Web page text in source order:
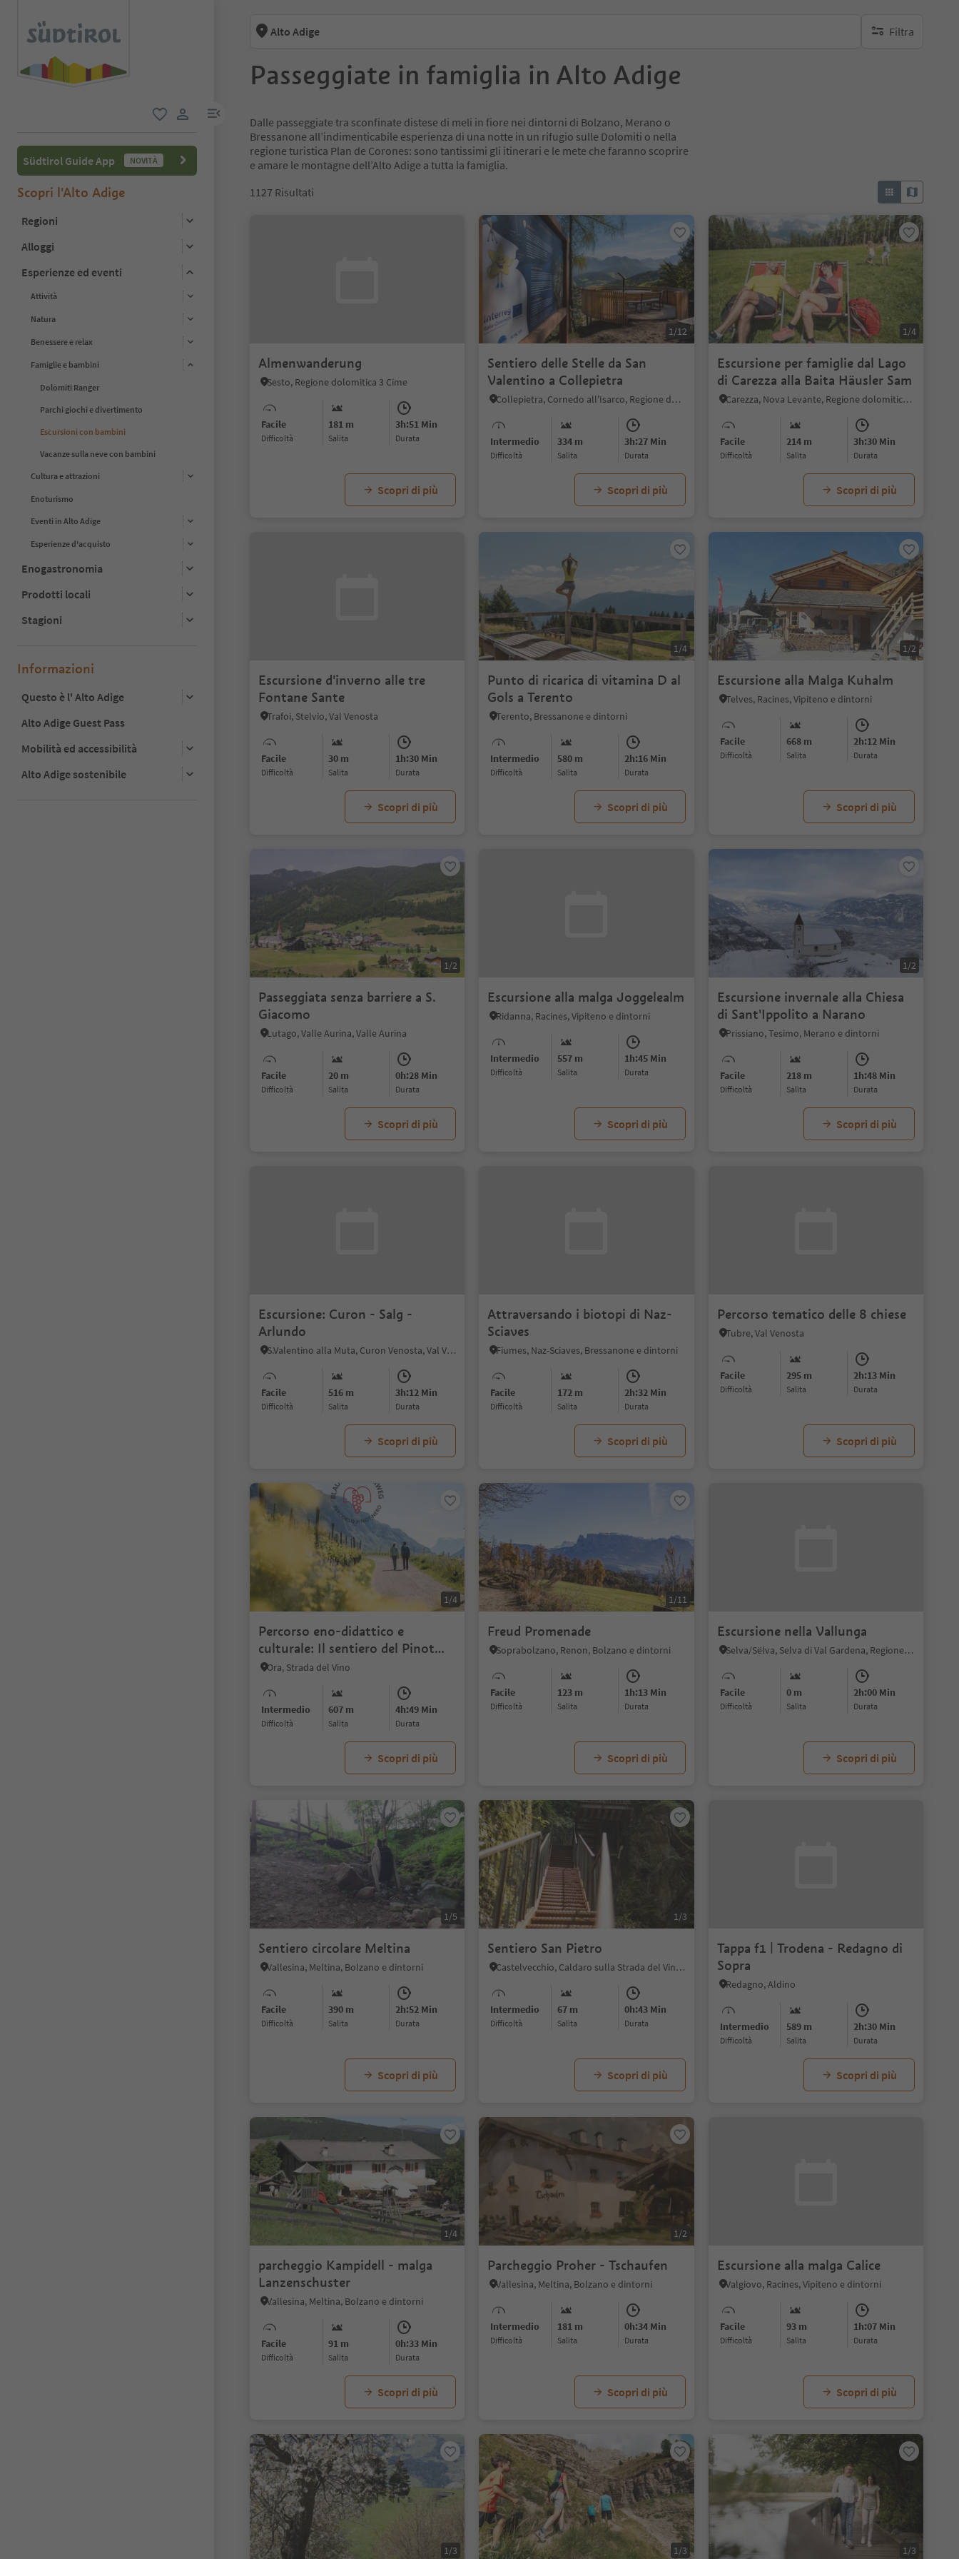
menu link
Südtirol Guide App NOVITÀ
Scopri l'Alto Adige
Regioni
Alloggi
Esperienze ed eventi
Attività
Natura
Benessere e relax
Famiglie e bambini
Dolomiti Ranger
Parchi giochi e divertimento
Escursioni con bambini
Vacanze sulla neve con bambini
Cultura e attrazioni
Enoturismo
Eventi in Alto Adige
Esperienze d'acquisto
Enogastronomia
Prodotti locali
Stagioni
Informazioni
Questo è l' Alto Adige
Alto Adige Guest Pass
Mobilità ed accessibilità
Alto Adige sostenibile
Alto Adige Filtra
nessun filtro attivo
Passeggiate in famiglia in Alto Adige
Dalle passeggiate tra sconfinate distese di meli in fiore nei dintorni di Bolzano, Merano o
Bressanone all’indimenticabile esperienza di una notte in un rifugio sulle Dolomiti o nella
regione turistica Plan de Corones: sono tantissimi gli itinerari e le mete che faranno scoprire
e amare le montagne dell’Alto Adige a tutta la famiglia.
1127 Risultati
Almenwanderung
Sesto, Regione dolomitica 3 Cime
Facile
Difficoltà
181 m
Salita
3h:51 Min
durata
Scopri di più
1/12
Sentiero delle Stelle da San
Valentino a Collepietra
Collepietra, Cornedo all'Isarco, Regione dolomitica Val d'Ega
Intermedio
Difficoltà
334 m
Salita
3h:27 Min
durata
Scopri di più
1/4
Escursione per famiglie dal Lago
di Carezza alla Baita Häusler Sam
Carezza, Nova Levante, Regione dolomitica Val d'Ega
Facile
Difficoltà
214 m
Salita
3h:30 Min
durata
Scopri di più
Escursione d'inverno alle tre
Fontane Sante
Trafoi, Stelvio, Val Venosta
Facile
Difficoltà
30 m
Salita
1h:30 Min
durata
Scopri di più
1/4
Punto di ricarica di vitamina D al
Gols a Terento
Terento, Bressanone e dintorni
Intermedio
Difficoltà
580 m
Salita
2h:16 Min
durata
Scopri di più
1/2
Escursione alla Malga Kuhalm
Telves, Racines, Vipiteno e dintorni
Facile
Difficoltà
668 m
Salita
2h:12 Min
durata
Scopri di più
1/2
Passeggiata senza barriere a S.
Giacomo
Lutago, Valle Aurina, Valle Aurina
Facile
Difficoltà
20 m
Salita
0h:28 Min
durata
Scopri di più
Escursione alla malga Joggelealm
Ridanna, Racines, Vipiteno e dintorni
Intermedio
Difficoltà
557 m
Salita
1h:45 Min
durata
Scopri di più
1/2
Escursione invernale alla Chiesa
di Sant'Ippolito a Narano
Prissiano, Tesimo, Merano e dintorni
Facile
Difficoltà
218 m
Salita
1h:48 Min
durata
Scopri di più
Escursione: Curon - Salg -
Arlundo
S.Valentino alla Muta, Curon Venosta, Val Venosta
Facile
Difficoltà
516 m
Salita
3h:12 Min
durata
Scopri di più
Attraversando i biotopi di Naz-
Sciaves
Fiumes, Naz-Sciaves, Bressanone e dintorni
Facile
Difficoltà
172 m
Salita
2h:32 Min
durata
Scopri di più
Percorso tematico delle 8 chiese
Tubre, Val Venosta
Facile
Difficoltà
295 m
Salita
2h:13 Min
durata
Scopri di più
1/4
Percorso eno-didattico e
culturale: Il sentiero del Pinot
Nero
Ora, Strada del Vino
Intermedio
Difficoltà
607 m
Salita
4h:49 Min
durata
Scopri di più
1/11
Freud Promenade
Soprabolzano, Renon, Bolzano e dintorni
Facile
Difficoltà
123 m
Salita
1h:13 Min
durata
Scopri di più
Escursione nella Vallunga
Selva/Sëlva, Selva di Val Gardena, Regione dolomitica Val Gardena
Facile
Difficoltà
0 m
Salita
2h:00 Min
durata
Scopri di più
1/5
Sentiero circolare Meltina
Vallesina, Meltina, Bolzano e dintorni
Facile
Difficoltà
390 m
Salita
2h:52 Min
durata
Scopri di più
1/3
Sentiero San Pietro
Castelvecchio, Caldaro sulla Strada del Vino, Strada del Vino
Intermedio
Difficoltà
67 m
Salita
0h:43 Min
durata
Scopri di più
Tappa f1 | Trodena - Redagno di
Sopra
Redagno, Aldino
Intermedio
Difficoltà
589 m
Salita
2h:30 Min
durata
Scopri di più
1/4
parcheggio Kampidell - malga
Lanzenschuster
Vallesina, Meltina, Bolzano e dintorni
Facile
Difficoltà
91 m
Salita
0h:33 Min
durata
Scopri di più
1/2
Parcheggio Proher - Tschaufen
Vallesina, Meltina, Bolzano e dintorni
Intermedio
Difficoltà
181 m
Salita
0h:34 Min
durata
Scopri di più
Escursione alla malga Calice
Valgiovo, Racines, Vipiteno e dintorni
Facile
Difficoltà
93 m
Salita
1h:07 Min
durata
Scopri di più
1/3 1/3 1/3